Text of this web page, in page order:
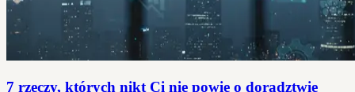
7 rzeczy, których nikt Ci nie powie o doradztwie